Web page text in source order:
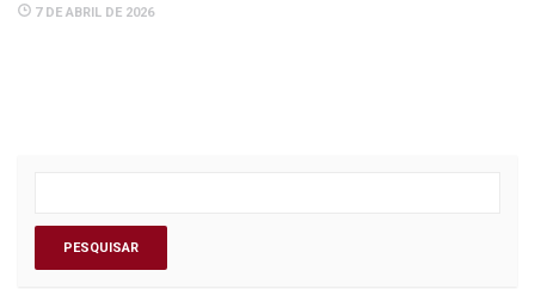
7 DE ABRIL DE 2026